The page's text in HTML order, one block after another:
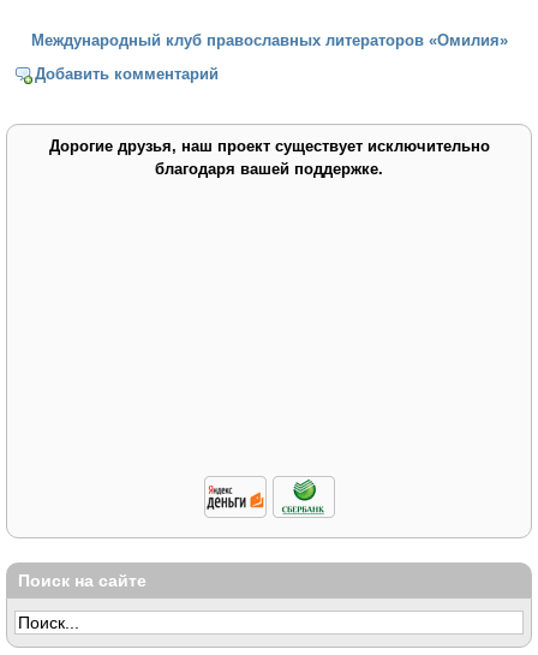
Международный клуб православных литераторов «Омилия»
Добавить комментарий
Дорогие друзья, наш проект существует исключительно
благодаря вашей поддержке.
Поиск на сайте